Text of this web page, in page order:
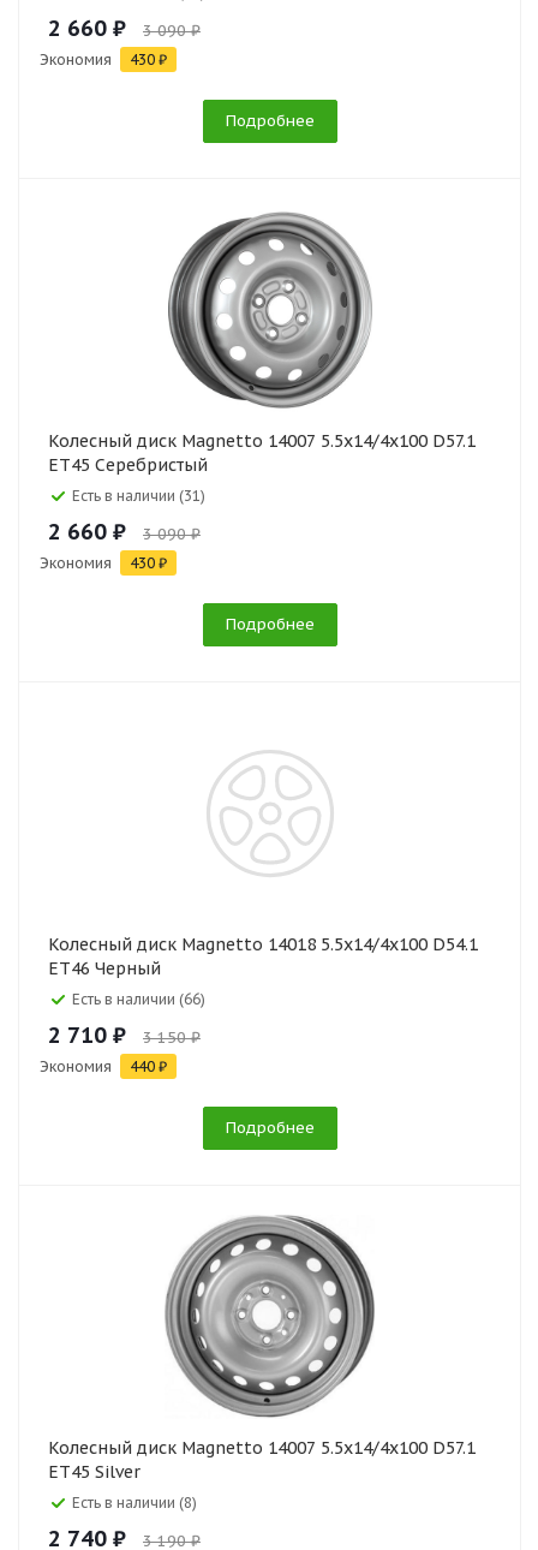
2 660 ₽ 3 090 ₽
Экономия 430 ₽
Подробнее
Колесный диск Magnetto 14007 5.5x14/4x100 D57.1
ET45 Серебристый
Есть в наличии (31)
2 660 ₽ 3 090 ₽
Экономия 430 ₽
Подробнее
Колесный диск Magnetto 14018 5.5x14/4x100 D54.1
ET46 Черный
Есть в наличии (66)
2 710 ₽ 3 150 ₽
Экономия 440 ₽
Подробнее
Колесный диск Magnetto 14007 5.5x14/4x100 D57.1
ET45 Silver
Есть в наличии (8)
2 740 ₽ 3 190 ₽